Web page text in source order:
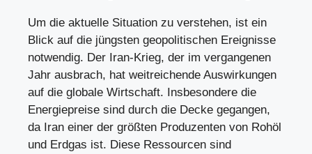
Um die aktuelle Situation zu verstehen, ist ein
Blick auf die jüngsten geopolitischen Ereignisse
notwendig. Der Iran-Krieg, der im vergangenen
Jahr ausbrach, hat weitreichende Auswirkungen
auf die globale Wirtschaft. Insbesondere die
Energiepreise sind durch die Decke gegangen,
da Iran einer der größten Produzenten von Rohöl
und Erdgas ist. Diese Ressourcen sind